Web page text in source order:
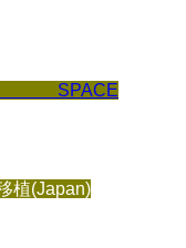
植(Japan)